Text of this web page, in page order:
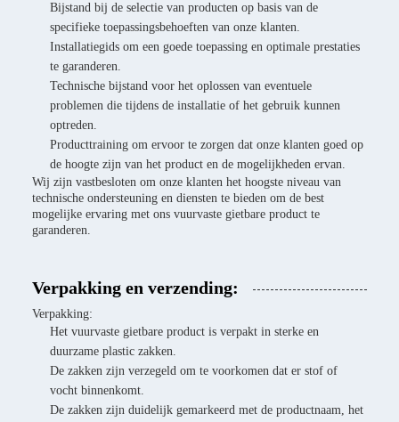
Bijstand bij de selectie van producten op basis van de
specifieke toepassingsbehoeften van onze klanten.
Installatiegids om een goede toepassing en optimale prestaties
te garanderen.
Technische bijstand voor het oplossen van eventuele
problemen die tijdens de installatie of het gebruik kunnen
optreden.
Producttraining om ervoor te zorgen dat onze klanten goed op
de hoogte zijn van het product en de mogelijkheden ervan.
Wij zijn vastbesloten om onze klanten het hoogste niveau van
technische ondersteuning en diensten te bieden om de best
mogelijke ervaring met ons vuurvaste gietbare product te
garanderen.
Verpakking en verzending:
Verpakking:
Het vuurvaste gietbare product is verpakt in sterke en
duurzame plastic zakken.
De zakken zijn verzegeld om te voorkomen dat er stof of
vocht binnenkomt.
De zakken zijn duidelijk gemarkeerd met de productnaam, het